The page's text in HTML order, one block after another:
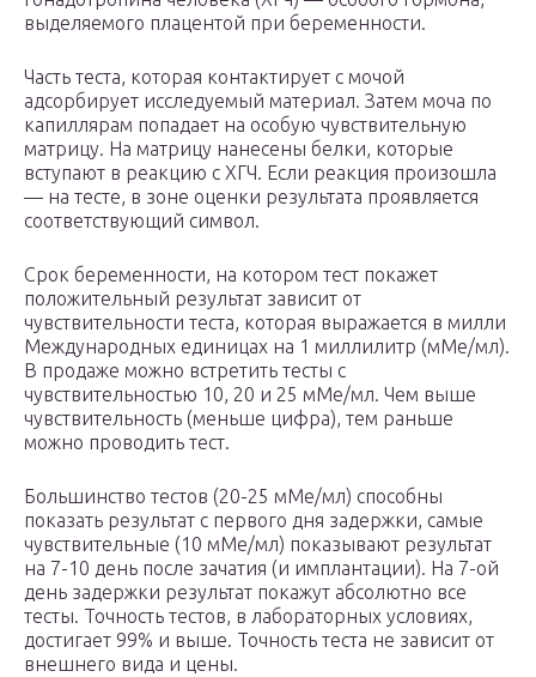
выделяемого плацентой при беременности.
Часть теста, которая контактирует с мочой
адсорбирует исследуемый материал. Затем моча по
капиллярам попадает на особую чувствительную
матрицу. На матрицу нанесены белки, которые
вступают в реакцию с ХГЧ. Если реакция произошла
— на тесте, в зоне оценки результата проявляется
соответствующий символ.
Срок беременности, на котором тест покажет
положительный результат зависит от
чувствительности теста, которая выражается в милли
Международных единицах на 1 миллилитр (мМе/мл).
В продаже можно встретить тесты с
чувствительностью 10, 20 и 25 мМе/мл. Чем выше
чувствительность (меньше цифра), тем раньше
можно проводить тест.
Большинство тестов (20-25 мМе/мл) способны
показать результат с первого дня задержки, самые
чувствительные (10 мМе/мл) показывают результат
на 7-10 день после зачатия (и имплантации). На 7-ой
день задержки результат покажут абсолютно все
тесты. Точность тестов, в лабораторных условиях,
достигает 99% и выше. Точность теста не зависит от
внешнего вида и цены.